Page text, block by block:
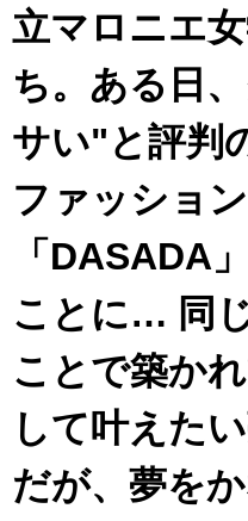
立マロニエ
ち。ある日
サい"と評判
ファッショ
「DASADA
ことに… 同
ことで築か
して叶えたい
だが、夢を